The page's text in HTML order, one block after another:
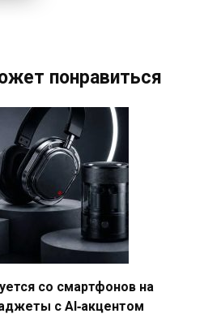
понравиться
со смартфонов на
с AI‑акцентом